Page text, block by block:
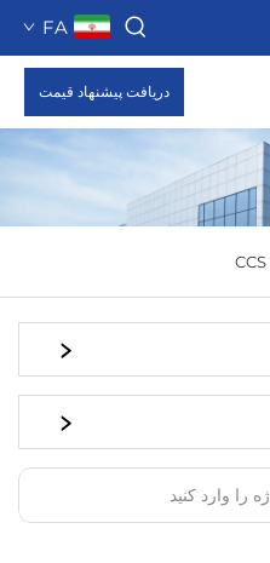
FA
دریافت پیشنهاد قیمت